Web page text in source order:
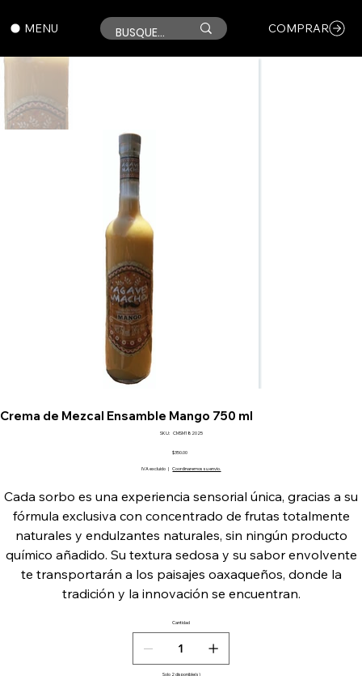
MENU COMPRAR
Crema de Mezcal Ensamble Mango 750 ml
SKU:
SKU
CMSM182025
Precio
$350.00
IVA excluido | Coordinaremos su envio.
Cada sorbo es una experiencia sensorial única, gracias a su
fórmula exclusiva con concentrado de frutas totalmente
naturales y endulzantes naturales, sin ningún producto
químico añadido. Su textura sedosa y su sabor envolvente
te transportarán a los paisajes oaxaqueños, donde la
tradición y la innovación se encuentran.
Cantidad
Solo 2 disponible(s)